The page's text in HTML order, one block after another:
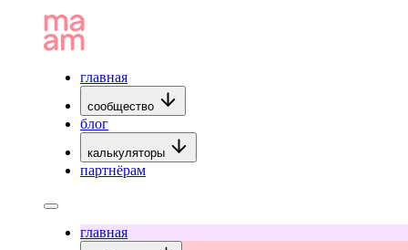
главная
сообщество
блог
калькуляторы
партнёрам
главная